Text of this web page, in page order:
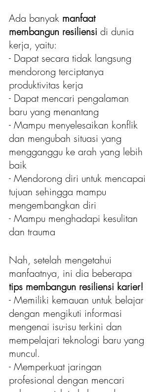
Ada banyak manfaat
membangun resiliensi di dunia
kerja, yaitu:
- Dapat secara tidak langsung
mendorong terciptanya
produktivitas kerja
- Dapat mencari pengalaman
baru yang menantang
- Mampu menyelesaikan konflik
dan mengubah situasi yang
mengganggu ke arah yang lebih
baik
- Mendorong diri untuk mencapai
tujuan sehingga mampu
mengembangkan diri
- Mampu menghadapi kesulitan
dan trauma
Nah, setelah mengetahui
manfaatnya, ini dia beberapa
tips membangun resiliensi karier!
- Memiliki kemauan untuk belajar
dengan mengikuti informasi
mengenai isu-isu terkini dan
mempelajari teknologi baru yang
muncul.
- Memperkuat jaringan
profesional dengan mencari